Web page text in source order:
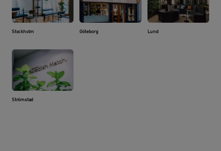
Stockholm Göteborg Lund
Strömstad